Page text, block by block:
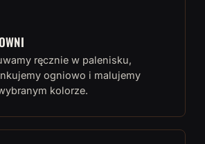
ręcznie w palenisku,
ogniowo i malujemy
kolorze.